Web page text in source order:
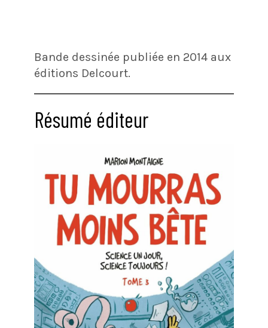
Bande dessinée publiée en 2014 aux
éditions Delcourt.
Résumé éditeur